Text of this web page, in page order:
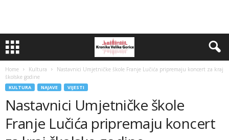
Home Kultura
Nastavnici Umjetničke škole Franje Lučića pripremaju koncert za kraj
školske godine
KULTURA NAJAVE VIJESTI
Nastavnici Umjetničke škole
Franje Lučića pripremaju koncert